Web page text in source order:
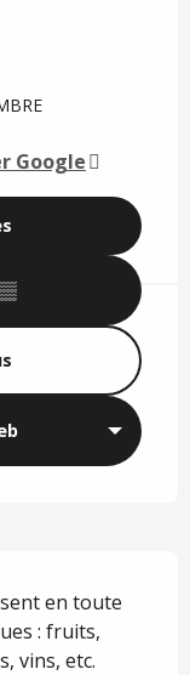
Google
en toute
: fruits,
vins, etc.